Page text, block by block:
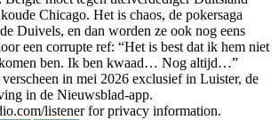
Chicago. Het is chaos, de pokersaga
Duivels, en dan worden ze ook nog eens
een corrupte ref: “Het is best dat ik hem niet
ben. Ik ben kwaad… Nog altijd…”
in mei 2026 exclusief in Luister, de
in de Nieuwsblad-app.
listener for privacy information.